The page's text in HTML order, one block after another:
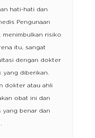
hati-hati dan
Pengunaan
menimbulkan risiko
itu, sangat
dengan dokter
diberikan.
dokter atau ahli
obat ini dan
yang benar dan